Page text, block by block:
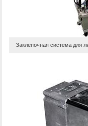
Заклепочная система для